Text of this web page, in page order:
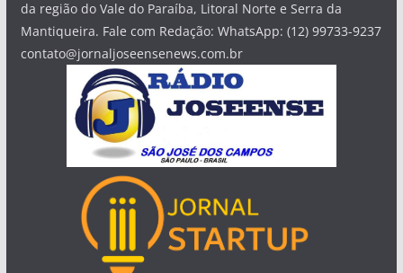
da região do Vale do Paraíba, Litoral Norte e Serra da
Mantiqueira. Fale com Redação: WhatsApp: (12) 99733-9237
contato@jornaljoseensenews.com.br